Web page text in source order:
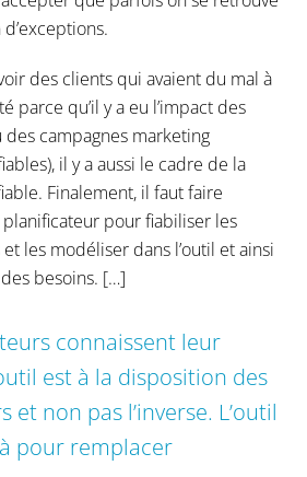
des clients qui avaient du mal à
parce qu’il y a eu l’impact des
des campagnes marketing
il y a aussi le cadre de la
Finalement, il faut faire
pour fiabiliser les
les modéliser dans l’outil et ainsi
besoins. […]
connaissent leur
est à la disposition des
et non pas l’inverse. L’outil
pour remplacer